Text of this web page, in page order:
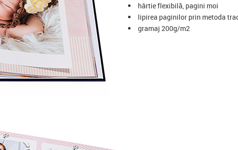
hârtie flexibilă, pagini moi
lipirea paginilor prin metoda
gramaj 200g/m2